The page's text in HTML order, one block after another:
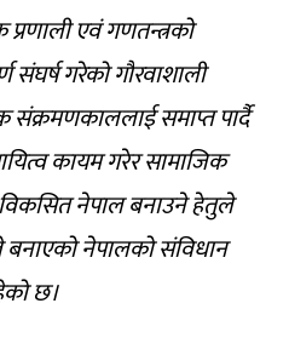
एवं गणतन्त्रको
संघर्ष गरेको गौरवाशाली
संक्रमणकाललाई समाप्त पार्दै
कायम गरेर सामाजिक
नेपाल बनाउने हेतुले
नेपालको संविधान
छ।